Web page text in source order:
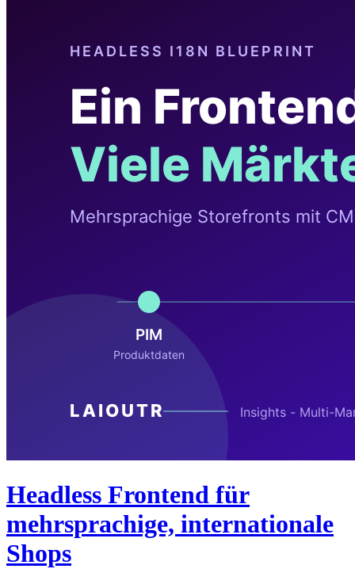
Headless Frontend für
mehrsprachige, internationale
Shops